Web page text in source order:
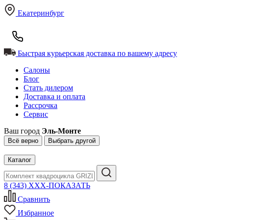
Екатеринбург
Быстрая курьерская доставка по вашему адресу
Салоны
Блог
Стать дилером
Доставка и оплата
Рассрочка
Сервис
Ваш город Эль-Монте
Всё верно Выбрать другой
Каталог
8 (343) XXX-ПОКАЗАТЬ
Сравнить
Избранное